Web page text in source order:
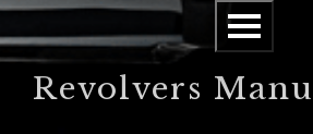
Menu
Revolvers